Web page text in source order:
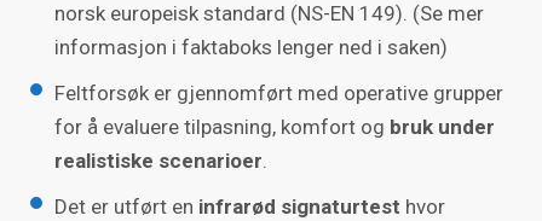
norsk europeisk standard (NS-EN 149). (Se mer
informasjon i faktaboks lenger ned i saken)
Feltforsøk er gjennomført med operative grupper
for å evaluere tilpasning, komfort og bruk under
realistiske scenarioer.
Det er utført en infrarød signaturtest hvor